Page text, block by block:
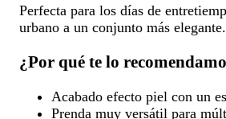
Perfecta para los días de
urbano a un conjunto más elegante.
¿Por qué te lo
Acabado efecto piel con un
Prenda muy versátil para